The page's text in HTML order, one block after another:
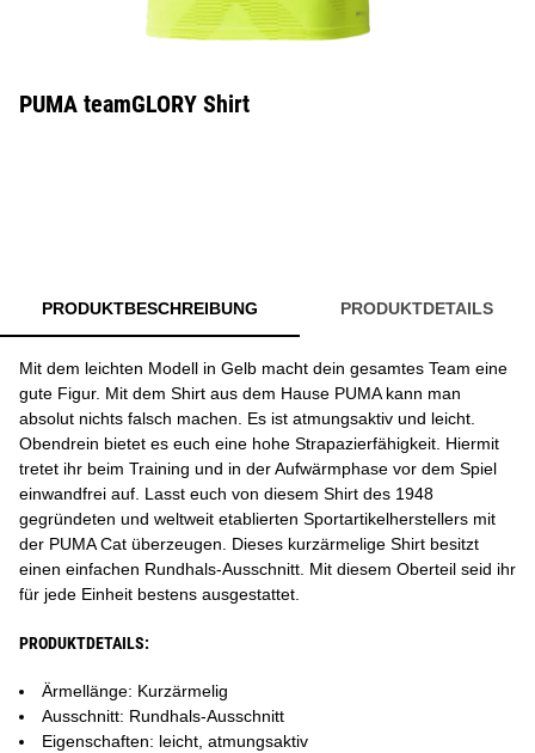
PUMA teamGLORY Shirt
PRODUKTBESCHREIBUNG PRODUKTDETAILS
Mit dem leichten Modell in Gelb macht dein gesamtes Team eine
gute Figur. Mit dem Shirt aus dem Hause PUMA kann man
absolut nichts falsch machen. Es ist atmungsaktiv und leicht.
Obendrein bietet es euch eine hohe Strapazierfähigkeit. Hiermit
tretet ihr beim Training und in der Aufwärmphase vor dem Spiel
einwandfrei auf. Lasst euch von diesem Shirt des 1948
gegründeten und weltweit etablierten Sportartikelherstellers mit
der PUMA Cat überzeugen. Dieses kurzärmelige Shirt besitzt
einen einfachen Rundhals-Ausschnitt. Mit diesem Oberteil seid ihr
für jede Einheit bestens ausgestattet.
PRODUKTDETAILS:
Ärmellänge: Kurzärmelig
Ausschnitt: Rundhals-Ausschnitt
Eigenschaften: leicht, atmungsaktiv